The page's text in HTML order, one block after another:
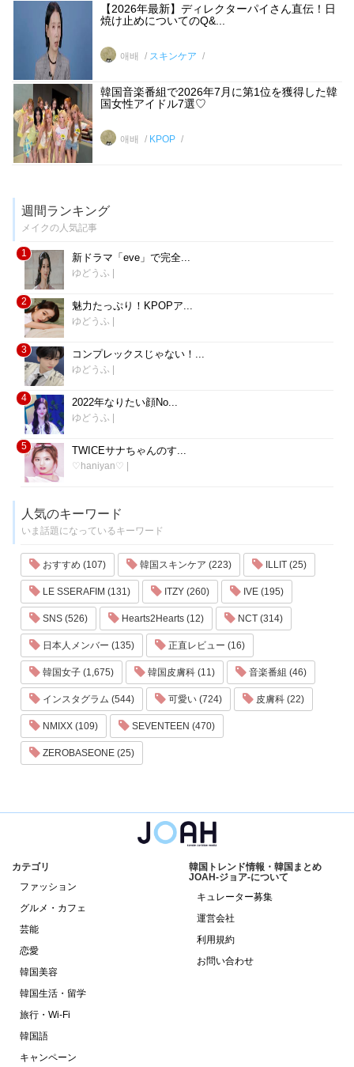
【2026年最新】ディレクターパイさん直伝！日
焼け止めについてのQ&...
애배 スキンケア
韓国音楽番組で2026年7月に第1位を獲得した韓
国女性アイドル7選♡
애배 KPOP
週間ランキング
メイクの人気記事
1 新ドラマ「eve」で完全...
ゆどうふ |
2 魅力たっぷり！KPOPア...
ゆどうふ |
3 コンプレックスじゃない！...
ゆどうふ |
4 2022年なりたい顔No...
ゆどうふ |
5 TWICEサナちゃんのす...
♡haniyan♡ |
人気のキーワード
いま話題になっているキーワード
おすすめ (107) 韓国スキンケア (223) ILLIT (25)
LE SSERAFIM (131) ITZY (260) IVE (195)
SNS (526) Hearts2Hearts (12) NCT (314)
日本人メンバー (135) 正直レビュー (16)
韓国女子 (1,675) 韓国皮膚科 (11) 音楽番組 (46)
インスタグラム (544) 可愛い (724) 皮膚科 (22)
NMIXX (109) SEVENTEEN (470)
ZEROBASEONE (25)
カテゴリ
ファッション
グルメ・カフェ
芸能
恋愛
韓国美容
韓国生活・留学
旅行・Wi-Fi
韓国語
キャンペーン
韓国トレンド情報・韓国まとめ
JOAH-ジョア-について
キュレーター募集
運営会社
利用規約
お問い合わせ